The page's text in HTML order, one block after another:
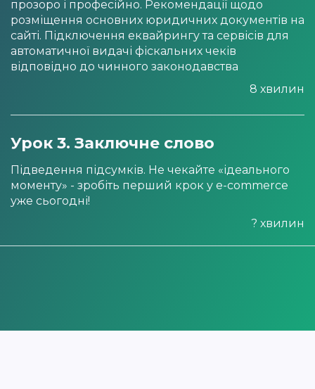
прозоро і професійно. Рекомендації щодо
розміщення основних юридичних документів на
сайті. Підключення еквайрингу та сервісів для
автоматичної видачі фіскальних чеків
відповідно до чинного законодавства
8 хвилин
Урок 3. Заключне слово
Підведення підсумків. Не чекайте «ідеального
моменту» - зробіть перший крок у e-commerce
уже сьогодні!
? хвилин